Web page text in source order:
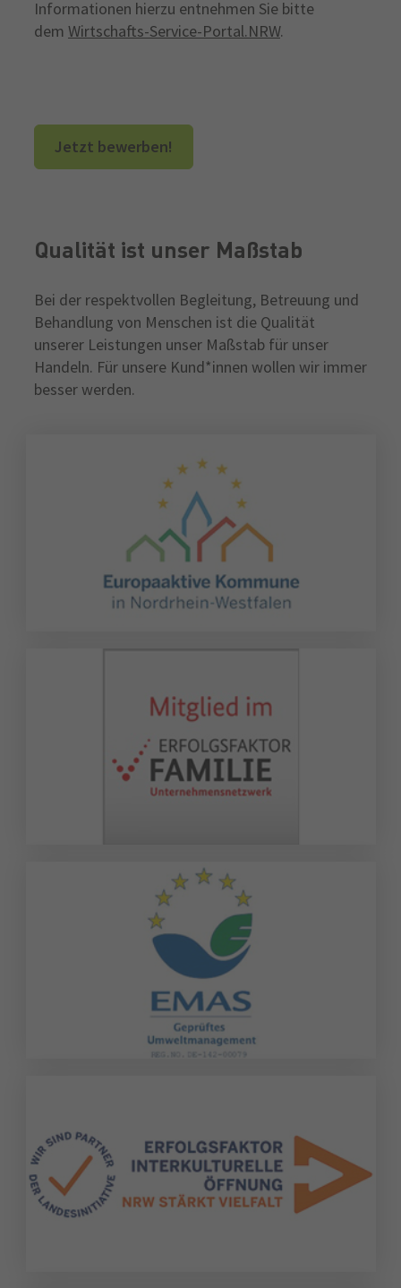
Informationen hierzu entnehmen Sie bitte
dem Wirtschafts-Service-Portal.NRW.
Jetzt bewerben!
Qualität ist unser Maßstab
Bei der respektvollen Begleitung, Betreuung und
Behandlung von Menschen ist die Qualität
unserer Leistungen unser Maßstab für unser
Handeln. Für unsere Kund*innen wollen wir immer
besser werden.